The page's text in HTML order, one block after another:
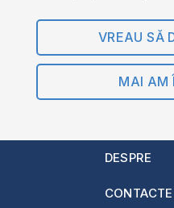
VREAU SĂ
MAI AM
DESPRE
CONTACTE